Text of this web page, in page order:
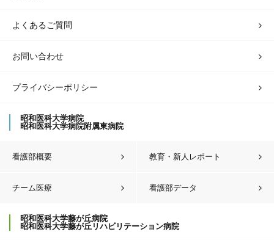
よくあるご質問
お問い合わせ
プライバシーポリシー
昭和医科大学病院
昭和医科大学病院附属東病院
看護部概要
チーム医療
教育・新人レポート
看護部データ
昭和医科大学藤が丘病院
昭和医科大学藤が丘リハビリテーション病院